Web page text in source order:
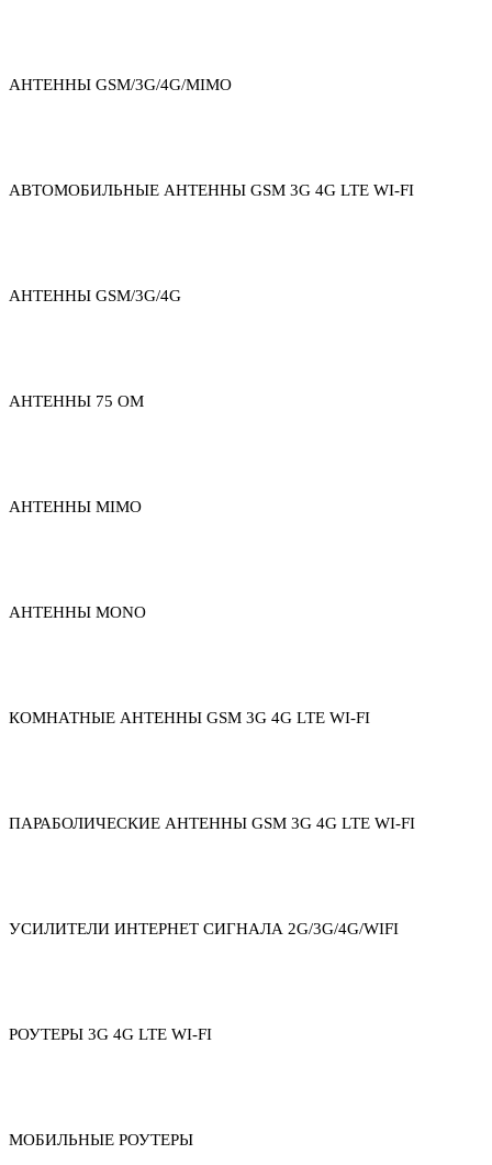
АНТЕННЫ GSM/3G/4G/MIMO
АВТОМОБИЛЬНЫЕ АНТЕННЫ GSM 3G 4G LTE WI-FI
АНТЕННЫ GSM/3G/4G
АНТЕННЫ 75 ОМ
АНТЕННЫ MIMO
АНТЕННЫ MONO
КОМНАТНЫЕ АНТЕННЫ GSM 3G 4G LTE WI-FI
ПАРАБОЛИЧЕСКИЕ АНТЕННЫ GSM 3G 4G LTE WI-FI
УСИЛИТЕЛИ ИНТЕРНЕТ СИГНАЛА 2G/3G/4G/WIFI
РОУТЕРЫ 3G 4G LTE WI-FI
МОБИЛЬНЫЕ РОУТЕРЫ